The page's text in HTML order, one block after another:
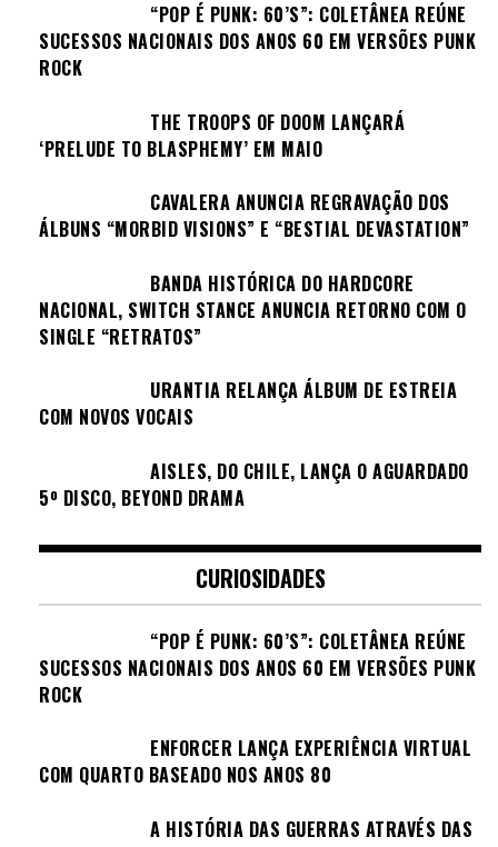
“POP É PUNK: 60’S”: COLETÂNEA REÚNE
SUCESSOS NACIONAIS DOS ANOS 60 EM VERSÕES PUNK
ROCK
THE TROOPS OF DOOM LANÇARÁ
‘PRELUDE TO BLASPHEMY’ EM MAIO
CAVALERA ANUNCIA REGRAVAÇÃO DOS
ÁLBUNS “MORBID VISIONS” E “BESTIAL DEVASTATION”
BANDA HISTÓRICA DO HARDCORE
NACIONAL, SWITCH STANCE ANUNCIA RETORNO COM O
SINGLE “RETRATOS”
URANTIA RELANÇA ÁLBUM DE ESTREIA
COM NOVOS VOCAIS
AISLES, DO CHILE, LANÇA O AGUARDADO
5º DISCO, BEYOND DRAMA
CURIOSIDADES
“POP É PUNK: 60’S”: COLETÂNEA REÚNE
SUCESSOS NACIONAIS DOS ANOS 60 EM VERSÕES PUNK
ROCK
ENFORCER LANÇA EXPERIÊNCIA VIRTUAL
COM QUARTO BASEADO NOS ANOS 80
A HISTÓRIA DAS GUERRAS ATRAVÉS DAS